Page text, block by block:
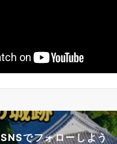
SNSでフォローしよう